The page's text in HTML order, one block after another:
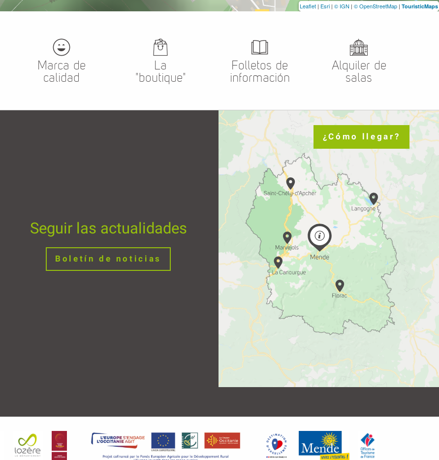
Leaflet | Esri | © IGN | © OpenStreetMap | TouristicMaps
Marca de
calidad
La
"boutique"
Folletos de
información
Alquiler de
salas
Seguir las actualidades
Boletín de noticias
¿Cómo llegar?